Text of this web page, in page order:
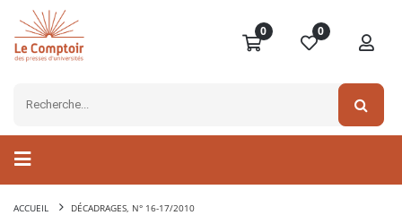
0 0
ACCUEIL DÉCADRAGES, N° 16-17/2010